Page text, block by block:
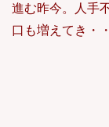
進む昨今。人手
口も増えてき・